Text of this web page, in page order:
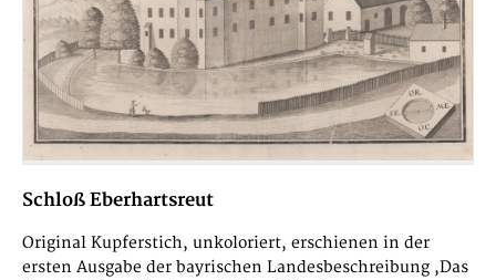
Schloß Eberhartsreut
Original Kupferstich, unkoloriert, erschienen in der
ersten Ausgabe der bayrischen Landesbeschreibung ,Das